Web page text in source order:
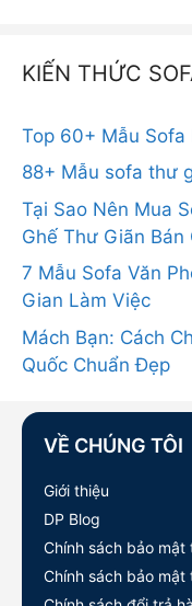
KIẾN THỨC
Top 60+ Mẫu Sofa
88+ Mẫu sofa thư
Tại Sao Nên Mua
Ghế Thư Giãn Bán
7 Mẫu Sofa Văn
Gian Làm Việc
Mách Bạn: Cách
Quốc Chuẩn Đẹp
VỀ CHÚNG TÔI
Giới thiệu
DP Blog
Chính sách bảo mật
Chính sách bảo